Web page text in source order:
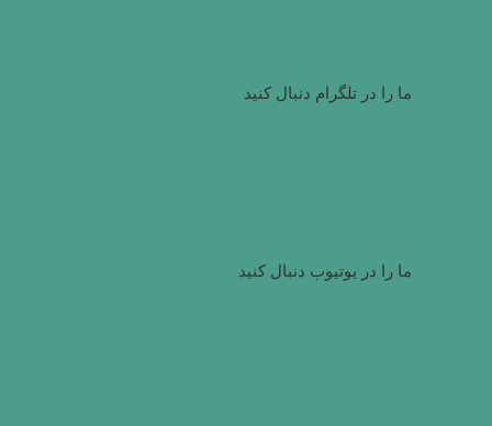
ما را در تلگرام دنبال کنید
ما را در یوتیوب دنبال کنید